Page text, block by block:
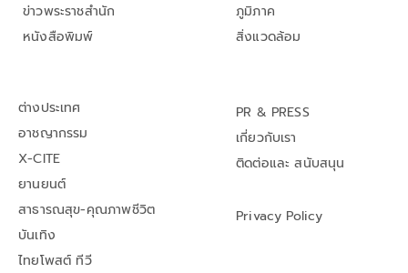
ข่าวพระราชสำนัก
หนังสือพิมพ์
ภูมิภาค
สิ่งแวดล้อม
ต่างประเทศ
อาชญากรรม
X-CITE
ยานยนต์
สาธารณสุข-คุณภาพชีวิต
บันเทิง
ไทยโพสต์ ทีวี
PR & PRESS
เกี่ยวกับเรา
ติดต่อและ สนับสนุน
Privacy Policy